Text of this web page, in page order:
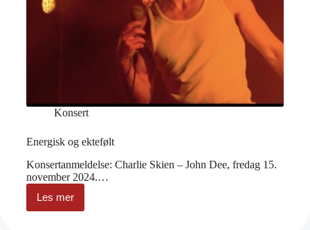
Konsert
Energisk og ektefølt
Konsertanmeldelse: Charlie Skien – John Dee, fredag 15.
november 2024.…
Les merEnergisk
og